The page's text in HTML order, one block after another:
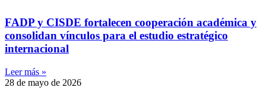
FADP y CISDE fortalecen cooperación académica y
consolidan vínculos para el estudio estratégico
internacional
Leer más »
28 de mayo de 2026